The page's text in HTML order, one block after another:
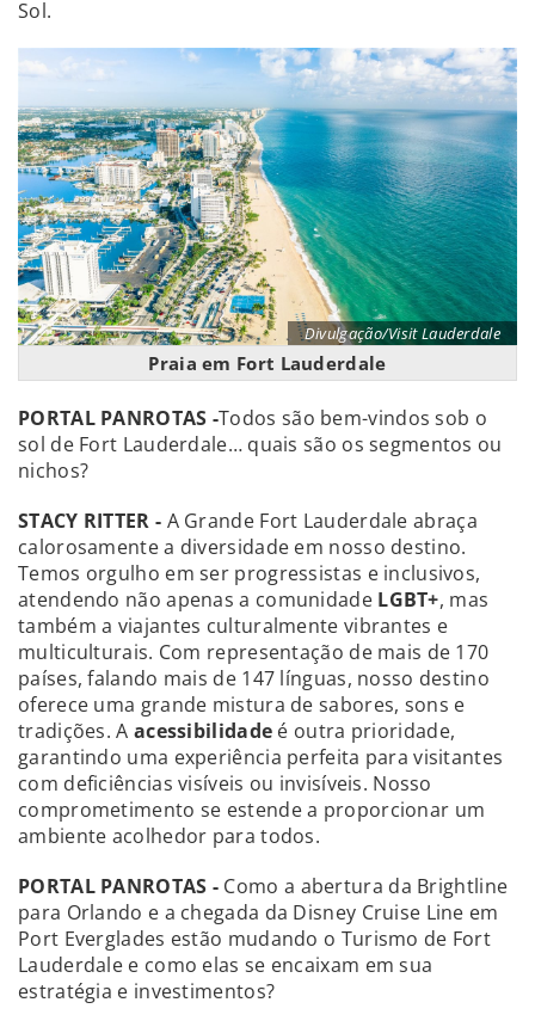
Sol.
Divulgação/Visit Lauderdale
Praia em Fort Lauderdale
PORTAL PANROTAS -Todos são bem-vindos sob o
sol de Fort Lauderdale… quais são os segmentos ou
nichos?
STACY RITTER - A Grande Fort Lauderdale abraça
calorosamente a diversidade em nosso destino.
Temos orgulho em ser progressistas e inclusivos,
atendendo não apenas a comunidade LGBT+, mas
também a viajantes culturalmente vibrantes e
multiculturais. Com representação de mais de 170
países, falando mais de 147 línguas, nosso destino
oferece uma grande mistura de sabores, sons e
tradições. A acessibilidade é outra prioridade,
garantindo uma experiência perfeita para visitantes
com deficiências visíveis ou invisíveis. Nosso
comprometimento se estende a proporcionar um
ambiente acolhedor para todos.
PORTAL PANROTAS - Como a abertura da Brightline
para Orlando e a chegada da Disney Cruise Line em
Port Everglades estão mudando o Turismo de Fort
Lauderdale e como elas se encaixam em sua
estratégia e investimentos?